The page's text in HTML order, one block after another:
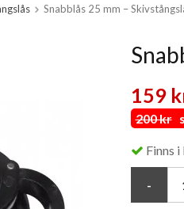
Snabblås 25 mm –
159
200 kr
Finns i